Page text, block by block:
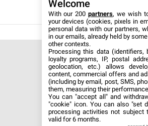
Welcome
With our 200partners, we wish
your devices (cookies, pixels in
personal data with our partners,
in our emails, already held by
other contexts.
Processing this data (identifiers,
loyalty programs, IP, postal
geolocation, etc.) allows
content, commercial offers and
(including by email, post, SMS,
them, measuring their
You can "accept all" and
"cookie" icon. You can also "set
processing activities not subject
valid for 6 months.